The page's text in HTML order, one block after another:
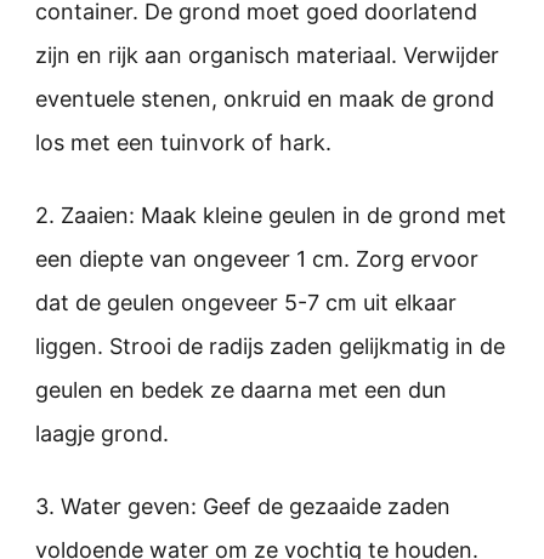
container. De grond moet goed doorlatend
zijn en rijk aan organisch materiaal. Verwijder
eventuele stenen, onkruid en maak de grond
los met een tuinvork of hark.
2. Zaaien: Maak kleine geulen in de grond met
een diepte van ongeveer 1 cm. Zorg ervoor
dat de geulen ongeveer 5-7 cm uit elkaar
liggen. Strooi de radijs zaden gelijkmatig in de
geulen en bedek ze daarna met een dun
laagje grond.
3. Water geven: Geef de gezaaide zaden
voldoende water om ze vochtig te houden.